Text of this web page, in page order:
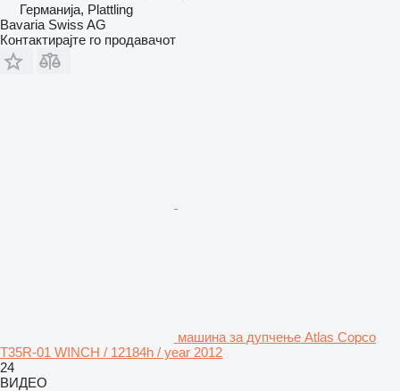
Германија, Plattling
Bavaria Swiss AG
Контактирајте го продавачот
машина за дупчење Atlas Copco
T35R-01 WINCH / 12184h / year 2012
24
ВИДЕО